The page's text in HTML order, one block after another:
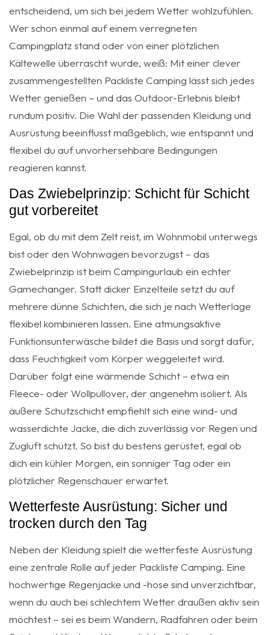
entscheidend, um sich bei jedem Wetter wohlzufühlen.
Wer schon einmal auf einem verregneten
Campingplatz stand oder von einer plötzlichen
Kältewelle überrascht wurde, weiß: Mit einer clever
zusammengestellten Packliste Camping lässt sich jedes
Wetter genießen – und das Outdoor-Erlebnis bleibt
rundum positiv. Die Wahl der passenden Kleidung und
Ausrüstung beeinflusst maßgeblich, wie entspannt und
flexibel du auf unvorhersehbare Bedingungen
reagieren kannst.
Das Zwiebelprinzip: Schicht für Schicht
gut vorbereitet
Egal, ob du mit dem Zelt reist, im Wohnmobil unterwegs
bist oder den Wohnwagen bevorzugst – das
Zwiebelprinzip ist beim Campingurlaub ein echter
Gamechanger. Statt dicker Einzelteile setzt du auf
mehrere dünne Schichten, die sich je nach Wetterlage
flexibel kombinieren lassen. Eine atmungsaktive
Funktionsunterwäsche bildet die Basis und sorgt dafür,
dass Feuchtigkeit vom Körper weggeleitet wird.
Darüber folgt eine wärmende Schicht – etwa ein
Fleece- oder Wollpullover, der angenehm isoliert. Als
äußere Schutzschicht empfiehlt sich eine wind- und
wasserdichte Jacke, die dich zuverlässig vor Regen und
Zugluft schützt. So bist du bestens gerüstet, egal ob
dich ein kühler Morgen, ein sonniger Tag oder ein
plötzlicher Regenschauer erwartet.
Wetterfeste Ausrüstung: Sicher und
trocken durch den Tag
Neben der Kleidung spielt die wetterfeste Ausrüstung
eine zentrale Rolle auf jeder Packliste Camping. Eine
hochwertige Regenjacke und -hose sind unverzichtbar,
wenn du auch bei schlechtem Wetter draußen aktiv sein
möchtest – sei es beim Wandern, Radfahren oder beim